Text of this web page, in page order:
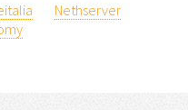
Nethserver